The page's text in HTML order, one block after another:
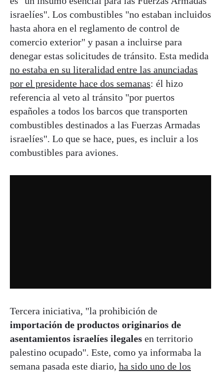
israelíes". Los combustibles "no estaban incluidos
hasta ahora en el reglamento de control de
comercio exterior" y pasan a incluirse para
denegar estas solicitudes de tránsito. Esta medida
no estaba en su literalidad entre las anunciadas
por el presidente hace dos semanas: él hizo
referencia al veto al tránsito "por puertos
españoles a todos los barcos que transporten
combustibles destinados a las Fuerzas Armadas
israelíes". Lo que se hace, pues, es incluir a los
combustibles para aviones.
Tercera iniciativa, "la prohibición de
importación de productos originarios de
asentamientos israelíes ilegales en territorio
palestino ocupado". Este, como ya informaba la
semana pasada este diario, ha sido uno de los